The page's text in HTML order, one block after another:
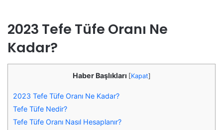
2023 Tefe Tüfe Oranı Ne
Kadar?
Haber Başlıkları [Kapat]
2023 Tefe Tüfe Oranı Ne Kadar?
Tefe Tüfe Nedir?
Tefe Tüfe Oranı Nasıl Hesaplanır?